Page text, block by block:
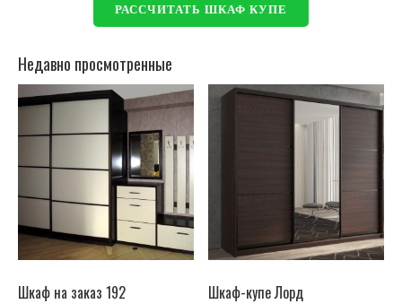
РАССЧИТАТЬ ШКАФ КУПЕ
Недавно просмотренные
Шкаф на заказ 192 Шкаф-купе Лорд